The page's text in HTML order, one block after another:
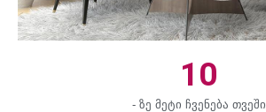
- ზე მეტი ჩვენება თვეში
10